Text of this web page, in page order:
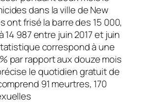
dans la ville de New
ont frisé la barre des 15 000,
14 987 entre juin 2017 et juin
correspond à une
% par rapport aux douze mois
le quotidien gratuit de
91 meurtres, 170